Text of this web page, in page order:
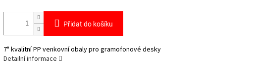
Přidat do košíku
7" kvalitní PP venkovní obaly pro gramofonové desky
Detailní informace